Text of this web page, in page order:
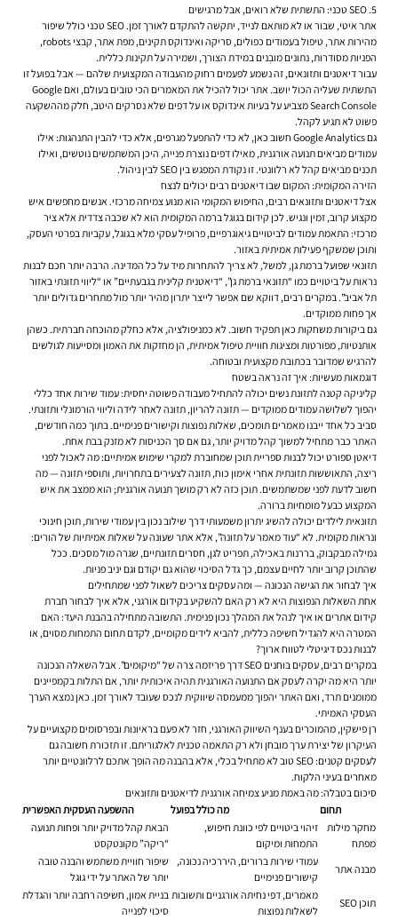
5. SEO טכני: התשתית שלא רואים, אבל מרגישים
אתר איטי, שבור או לא מותאם לנייד, יתקשה להתקדם לאורך זמן. SEO טכני כולל שיפור
מהירות אתר, טיפול בעמודים כפולים, סריקה ואינדוקס תקינים, מפת אתר, קבצי robots,
הפניות מסודרות, נתונים מובְנים במידת הצורך, ושמירה על תקינות כללית.
עבור דיאטנים ותזונאים, זה נשמע לפעמים רחוק מהעבודה המקצועית שלהם — אבל בפועל זו
התשתית שעליה הכול יושב. אתר יכול להכיל את המאמרים הכי טובים בעולם, ואם Google
Search Console מצביע על בעיות אינדוקס או על דפים שלא נסרקים היטב, חלק מההשקעה
פשוט לא תגיע לקהל.
גם Google Analytics חשוב כאן, לא כדי להתפעל מגרפים, אלא כדי להבין התנהגות: אילו
עמודים מביאים תנועה אורגנית, מאילו דפים נוצרת פנייה, היכן המשתמשים נוטשים, ואילו
תכנים מביאים קהל לא רלוונטי. זו נקודת המפגש בין SEO לבין ניהול.
הזירה המקומית: המקום שבו דיאטנים רבים יכולים לנצח
אצל דיאטנים ותזונאים רבים, החיפוש המקומי הוא מנוע צמיחה מרכזי. אנשים מחפשים איש
מקצוע קרוב, זמין ונגיש. לכן קידום בגוגל ברמה המקומית הוא לא שכבה צדדית אלא ציר
מרכזי: התאמת עמודים לביטויים גיאוגרפיים, פרופיל עסקי מלא בגוגל, עקביות בפרטי העסק,
ותוכן שמשקף פעילות אמיתית באזור.
תזונאי שפועל ברמת גן, למשל, לא צריך להתחרות מיד על כל המדינה. הרבה יותר חכם לבנות
נראות על ביטויים כמו “תזונאי ברמת גן”, “דיאטנית קלינית בגבעתיים” או “ליווי תזונתי באזור
תל אביב”. במקרים רבים, דווקא שם אפשר לייצר יתרון מהיר יותר מול מתחרים גדולים יותר
אך פחות ממוקדים.
גם ביקורות משחקות כאן תפקיד חשוב. לא כמניפולציה, אלא כחלק מהוכחה חברתית. כשהן
אותנטיות, מפורטות ומציגות חוויית טיפול אמיתית, הן מחזקות את האמון ומסייעות לגולשים
להרגיש שמדובר בכתובת מקצועית ובטוחה.
דוגמאות מעשיות: איך זה נראה בשטח
קליניקה קטנה לתזונת נשים יכולה להתחיל מעבודה פשוטה יחסית: עמוד שירות אחד כללי
יהפוך לשלושה עמודים ממוקדים — תזונה להריון, תזונה לאחר לידה וליווי הורמונלי ותזונתי.
סביב כל אחד ייבנו מאמרים תומכים, שאלות נפוצות וקישורים פנימיים. בתוך כמה חודשים,
האתר כבר מתחיל למשוך קהל מדויק יותר, גם אם סך הכניסות לא מזנק בבת אחת.
דיאטן ספורט יכול לבנות ספריית תוכן שמחוברת למקרי שימוש אמיתיים: מה לאכול לפני
ריצה, התאוששות תזונתית אחרי אימון כוח, תזונה לצעירים בתחרויות, ותוספי תזונה — מה
חשוב לדעת לפני שמשתמשים. תוכן כזה לא רק מושך תנועה אורגנית; הוא ממצב את איש
המקצוע כבעל מומחיות ברורה.
תזונאית לילדים יכולה להשיג יתרון משמעותי דרך שילוב נכון בין עמודי שירות, תוכן חינוכי
ונראות מקומית. לא “עוד מאמר על תזונה”, אלא אתר שעונה על שאלות אמיתיות של הורים:
גמילה מבקבוק, בררנות באכילה, תפריט לגן, חסרים תזונתיים, שגרה מול מסכים. ככל
שהתוכן קרוב יותר לחיים עצמם, כך גדל הסיכוי שהוא גם יקודם וגם יניב פניות.
איך לבחור את הגישה הנכונה — ומה עסקים צריכים לשאול לפני שמתחילים
אחת השאלות הנפוצות היא לא רק האם להשקיע בקידום אורגני, אלא איך לבחור חברת
קידום אתרים או איך לנהל את המהלך נכון פנימית. התשובה מתחילה בהבנת היעד: האם
המטרה היא להגדיל חשיפה כללית, להביא לידים מקומיים, לקדם תחום התמחות מסוים, או
לבנות נכס דיגיטלי לטווח ארוך?
במקרים רבים, עסקים בוחנים SEO דרך פריזמה צרה של “מיקומים”. אבל השאלה הנכונה
יותר היא מה יקרה לעסק אם התנועה האורגנית תהיה איכותית יותר, אם התלות בקמפיינים
ממומנים תרד, ואם האתר יהפוך ממעמסה שיווקית לנכס שעובד לאורך זמן. כאן נמצא הערך
העסקי האמיתי.
רן פישקין, מהמוכרים בענף השיווק האורגני, חזר לא פעם בראיונות ובפרסומים מקצועיים על
העיקרון של יצירת ערך מובחן ולא רק התאמה טכנית לאלגוריתם. זו תזכורת חשובה גם
לעסקים קטנים: SEO טוב לא מתחיל בכלי, אלא בהבנה מה הופך אתכם לרלוונטיים יותר
מאחרים בעיני הלקוח.
סיכום בטבלה: מה באמת מניע צמיחה אורגנית לדיאטנים ותזונאים
תחום
מה כולל בפועל
ההשפעה העסקית האפשרית
מחקר מילות
מפתח
זיהוי ביטויים לפי כוונת חיפוש,
התמחות ומיקום
הבאת קהל מדויק יותר ופחות תנועה
“ריקה” מקונטקסט
מבנה אתר
עמודי שירות ברורים, היררכיה נכונה,
קישורים פנימיים
שיפור חוויית משתמש והבנה טובה
יותר של האתר על ידי גוגל
תוכן SEO
מאמרים, דפי נחיתה אורגניים ותשובות
לשאלות נפוצות
בניית אמון, חשיפה רחבה יותר והגדלת
סיכוי לפנייה